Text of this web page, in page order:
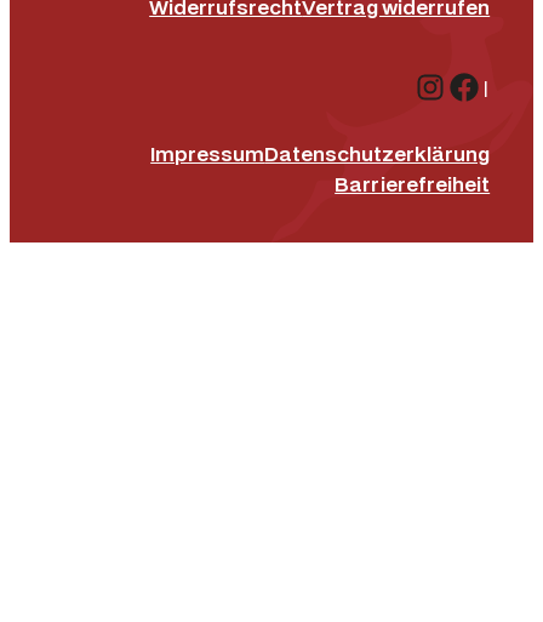
WiderrufsrechtVertrag widerrufen
|
ImpressumDatenschutz­erklärung
Barrierefreiheit